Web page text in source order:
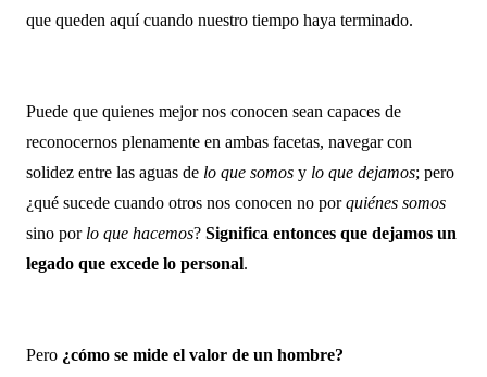
que queden aquí cuando nuestro tiempo haya terminado.
Puede que quienes mejor nos conocen sean capaces de
reconocernos plenamente en ambas facetas, navegar con
solidez entre las aguas de lo que somos y lo que dejamos; pero
¿qué sucede cuando otros nos conocen no por quiénes somos
sino por lo que hacemos? Significa entonces que dejamos un
legado que excede lo personal.
Pero ¿cómo se mide el valor de un hombre?